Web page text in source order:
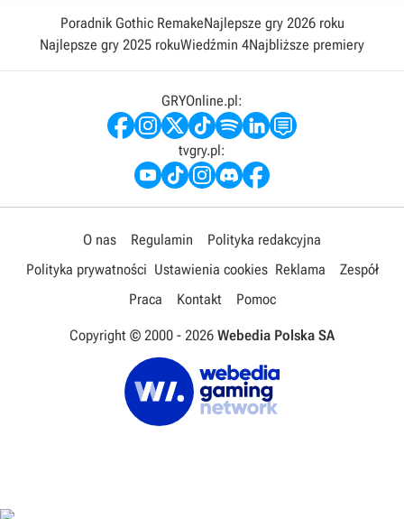
Poradnik Gothic RemakeNajlepsze gry 2026 roku
Najlepsze gry 2025 rokuWiedźmin 4Najbliższe premiery
GRYOnline.pl:
tvgry.pl:
O nas Regulamin
Polityka redakcyjna
Polityka prywatności Ustawienia cookies Reklama
Zespół
Praca
Kontakt Pomoc
Copyright © 2000 - 2026 Webedia Polska SA